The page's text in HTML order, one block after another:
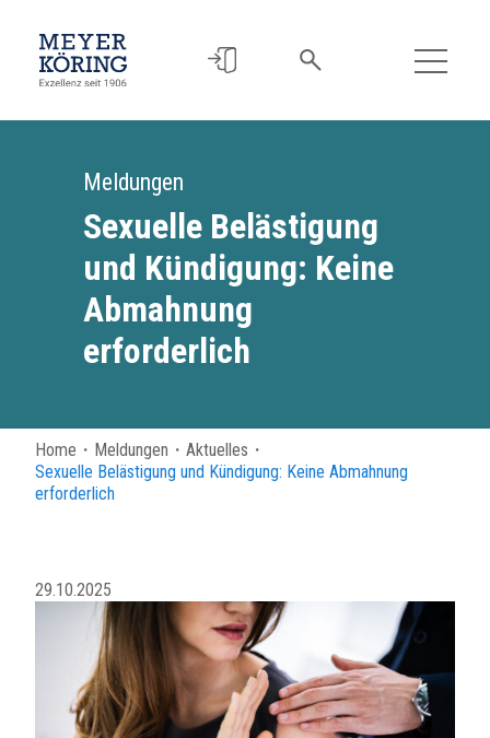
Meldungen
Sexuelle Belästigung
und Kündigung: Keine
Abmahnung
erforderlich
Home ・ Meldungen ・ Aktuelles ・
Sexuelle Belästigung und Kündigung: Keine Abmahnung
erforderlich
29.10.2025